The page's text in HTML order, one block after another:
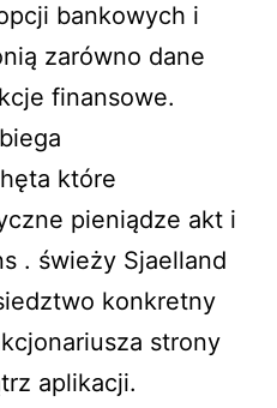
bankowych i
zarówno dane
finansowe.
które
pieniądze akt i
. świeży Sjaelland
konkretny
strony
aplikacji.